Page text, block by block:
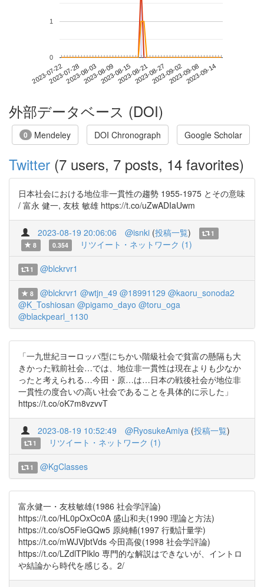
2023-07-222023-07-282023-08-032023-08-092023-08-152023-08-212023-08-272023-09-022023-09-082023-09-14
0
1
外部データベース (DOI)
0 Mendeley DOI Chronograph Google Scholar
Twitter (7 users, 7 posts, 14 favorites)
日本社会における地位非一貫性の趨勢 1955-1975 とその意味
/ 富永 健一, 友枝 敏雄 https://t.co/uZwADIaUwm
2023-08-19 20:06:06 @isnki (投稿一覧)
1
8
0.354 リツイート・ネットワーク (1)
1 @blckrvr1
8 @blckrvr1 @wtjn_49 @18991129 @kaoru_sonoda2
@K_Toshiosan @pigamo_dayo @toru_oga
@blackpearl_1130
「一九世紀ヨーロッパ型にちかい階級社会で貧富の懸隔も大
きかった戦前社会…では、地位非一貫性は現在よりも少なか
ったと考えられる…今田・原…は…日本の戦後社会が地位非
一貫性の度合いの高い社会であることを具体的に示した」
https://t.co/oK7m8vzvvT
2023-08-19 10:52:49 @RyosukeAmiya (投稿一覧)
1 リツイート・ネットワーク (1)
1 @KgClasses
富永健一・友枝敏雄(1986 社会学評論)
https://t.co/HL0pOxOc0A 盛山和夫(1990 理論と方法)
https://t.co/sO5FieGQw5 原純輔(1997 行動計量学)
https://t.co/mWJVjbtVds 今田高俊(1998 社会学評論)
https://t.co/LZdlTPIklo 専門的な解説はできないが、イントロ
や結論から時代を感じる。2/